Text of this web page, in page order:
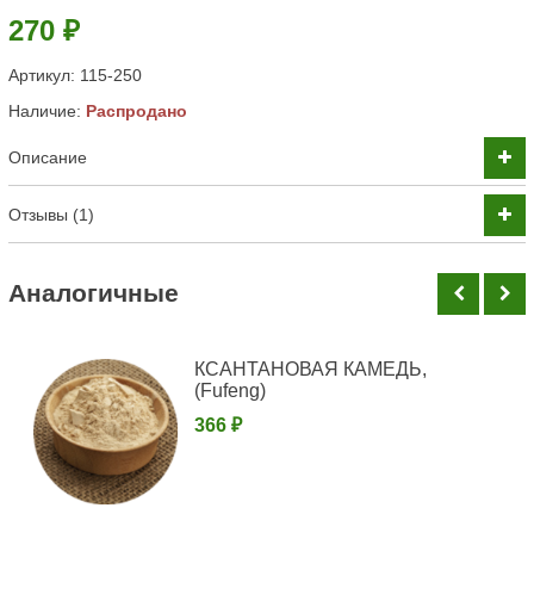
270 ₽
Артикул: 115-250
Наличие: Распродано
Описание
Отзывы (1)
Аналогичные
КСАНТАНОВАЯ КАМЕДЬ,
(Fufeng)
366 ₽